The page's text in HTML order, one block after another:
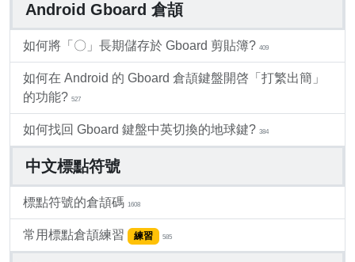
Android Gboard 倉頡
如何將「〇」長期儲存於 Gboard 剪貼簿? 409
如何在 Android 的 Gboard 倉頡鍵盤開啓「打繁出簡」
的功能? 527
如何找回 Gboard 鍵盤中英切換的地球鍵? 384
中文標點符號
標點符號的倉頡碼 1608
常用標點倉頡練習 練習 585